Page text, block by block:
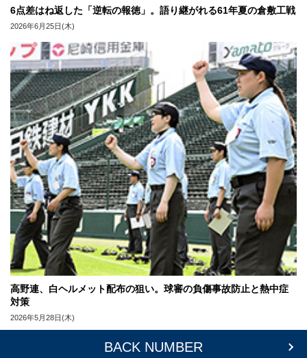
6点差はね返した「逆転の報徳」。語り継がれる61年夏の倉敷工戦
2026年6月25日(木)
高野連、白ヘルメット配布の狙い。球審の負傷事故防止と熱中症
対策
2026年5月28日(木)
BACK NUMBER